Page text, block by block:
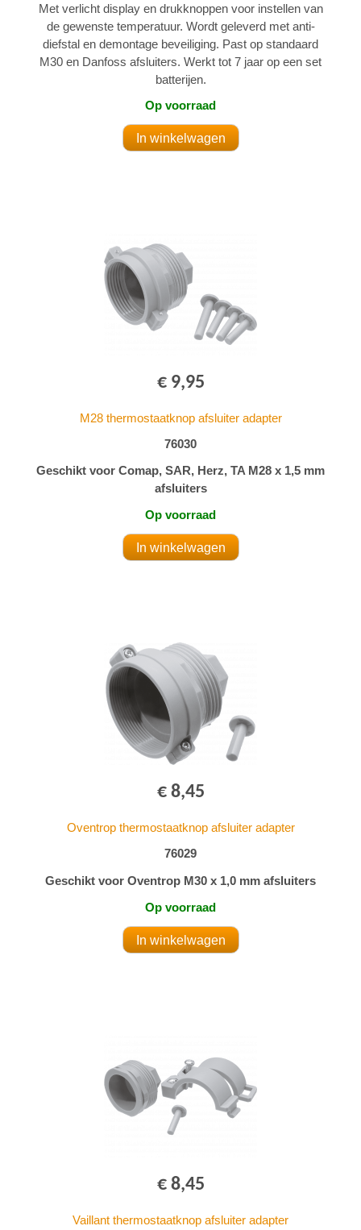
Met verlicht display en drukknoppen voor instellen van
de gewenste temperatuur. Wordt geleverd met anti-
diefstal en demontage beveiliging. Past op standaard
M30 en Danfoss afsluiters. Werkt tot 7 jaar op een set
batterijen.
Op voorraad
€ 9,95
M28 thermostaatknop afsluiter adapter
76030
Geschikt voor Comap, SAR, Herz, TA M28 x 1,5 mm
afsluiters
Op voorraad
€ 8,45
Oventrop thermostaatknop afsluiter adapter
76029
Geschikt voor Oventrop M30 x 1,0 mm afsluiters
Op voorraad
€ 8,45
Vaillant thermostaatknop afsluiter adapter